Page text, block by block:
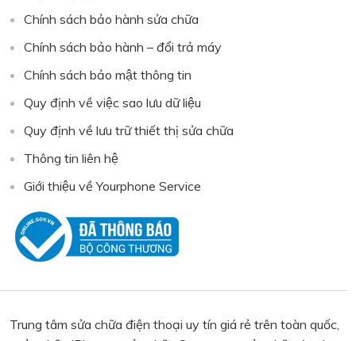
Chính sách bảo hành sửa chữa
Chính sách bảo hành – đổi trả máy
Chính sách bảo mật thông tin
Quy định về việc sao lưu dữ liệu
Quy định về lưu trữ thiết thị sửa chữa
Thông tin liên hệ
Giới thiệu về Yourphone Service
Trung tâm sửa chữa điện thoại uy tín giá rẻ trên toàn quốc,